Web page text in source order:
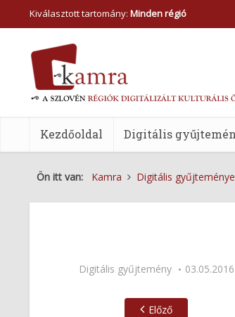
Kiválasztott tartomány: Minden régió
Kezdőoldal Digitális
Ön itt van: Kamra Digitális
Digitális gyűjtemény
Előző